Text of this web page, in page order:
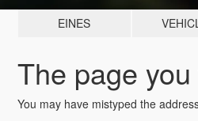
EINES
The page
You may have mistyped the